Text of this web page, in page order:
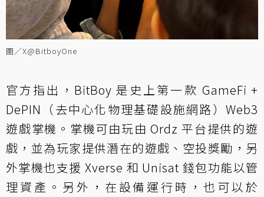
圖／X@BitboyOne
官方指出，BitBoy 是史上第一款 GameFi +
DePIN（去中心化物理基礎設施網路）Web3
遊戲掌機。掌機可由玩由 Ordz 平台提供的遊
戲，並為玩家提供潛在的遊戲、空投獎勵，另
外掌機也支援 Xverse 和 Unisat 錢包功能以管
理資產。另外，在設備運行時，也可以於